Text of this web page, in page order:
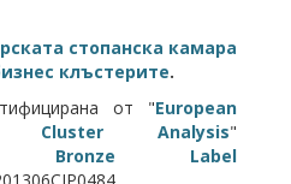
стопанска камара
клъстерите.
от "European
Cluster Analysis"
Bronze Label